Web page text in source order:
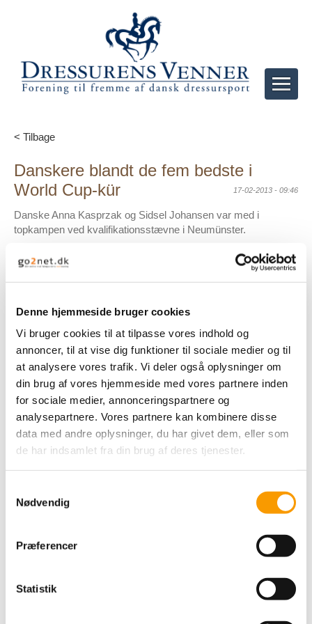
Denne hjemmeside bruger cookies
Vi bruger cookies til at tilpasse vores indhold og
annoncer, til at vise dig funktioner til sociale medier og til
at analysere vores trafik. Vi deler også oplysninger om
din brug af vores hjemmeside med vores partnere inden
for sociale medier, annonceringspartnere og
analysepartnere. Vores partnere kan kombinere disse
data med andre oplysninger, du har givet dem, eller som
de har indsamlet fra din brug af deres tjenester.
Nødvendig
Præferencer
Statistik
< Tilbage
Danskere blandt de fem bedste i
World Cup-kür
17-02-2013 - 09:46
Danske Anna Kasprzak og Sidsel Johansen var med i
topkampen ved kvalifikationsstævne i Neumünster.
Af Maria Evald
To dage i træk figurerede de rød-hvide farver højt oppe på
resultattavlen under weekendens CDI-stævne i den tyske by
Neumünster. Lørdag gjalt det en Grand Prix-klasse og i dag
Kasprzak og Sidsel Johansen sig blandt de fem bedste
ekvipager.
Kasprzak og Donnperignon red deres kür til musik af Phil
Collins, og scorede på trods af et par små fejl 81,075 procent,
også 80 procent-grænsen og scorede 80,050 procent i